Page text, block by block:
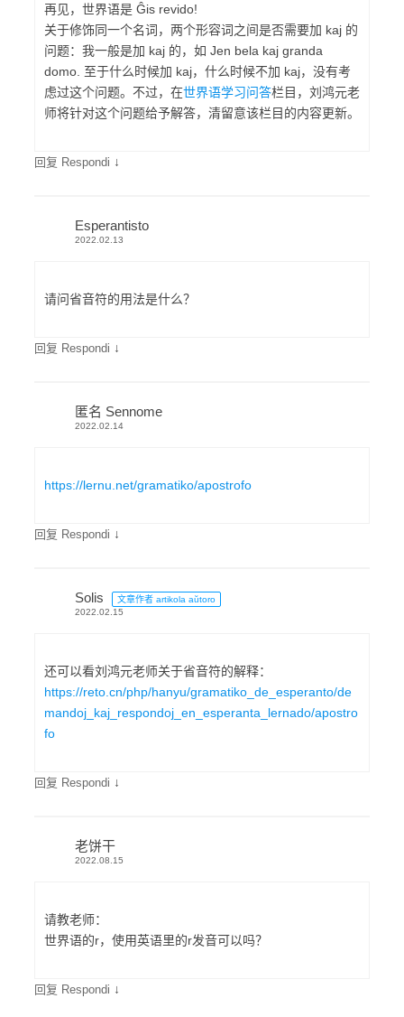
再见，世界语是 Ĝis revido!
关于修饰同一个名词，两个形容词之间是否需要加 kaj 的
问题：我一般是加 kaj 的，如 Jen bela kaj granda
domo. 至于什么时候加 kaj，什么时候不加 kaj，没有考
虑过这个问题。不过，在世界语学习问答栏目，刘鸿元老
师将针对这个问题给予解答，清留意该栏目的内容更新。
回复 Respondi ↓
Esperantisto
2022.02.13
请问省音符的用法是什么？
回复 Respondi ↓
匿名 Sennome
2022.02.14
https://lernu.net/gramatiko/apostrofo
回复 Respondi ↓
Solis
文章作者 artikola aŭtoro
2022.02.15
还可以看刘鸿元老师关于省音符的解释：
https://reto.cn/php/hanyu/gramatiko_de_esperanto/de
mandoj_kaj_respondoj_en_esperanta_lernado/apostro
fo
回复 Respondi ↓
老饼干
2022.08.15
请教老师：
世界语的r，使用英语里的r发音可以吗？
回复 Respondi ↓